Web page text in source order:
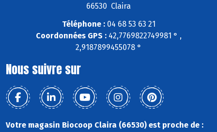
66530 Claira
Téléphone :04 68 53 63 21
Coordonnées GPS :42,7769822749981 ° ,
2,9187899455078 °
Nous suivre sur
Votre magasin Biocoop Claira (66530) est proche de :